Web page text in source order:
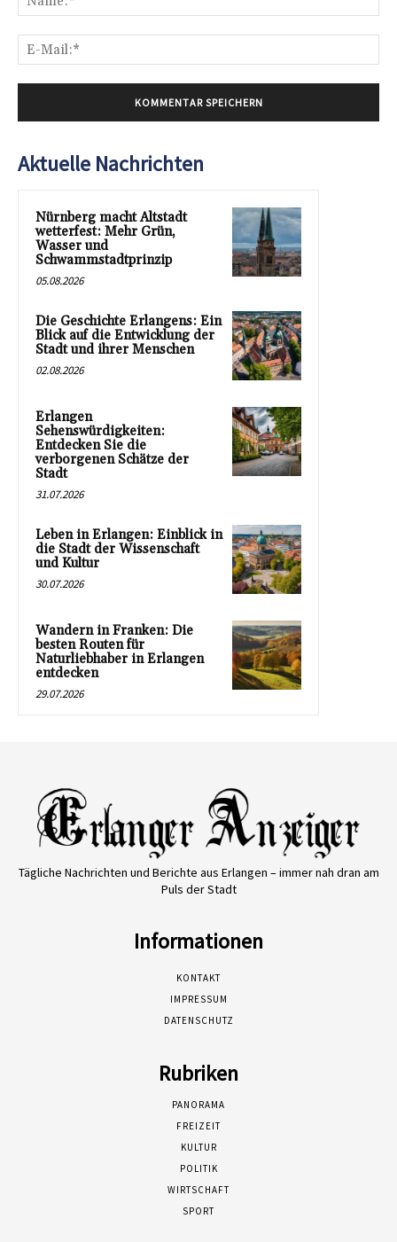
Aktuelle Nachrichten
Nürnberg macht Altstadt
wetterfest: Mehr Grün,
Wasser und
Schwammstadtprinzip
05.08.2026
Die Geschichte Erlangens: Ein
Blick auf die Entwicklung der
Stadt und ihrer Menschen
02.08.2026
Erlangen
Sehenswürdigkeiten:
Entdecken Sie die
verborgenen Schätze der
Stadt
31.07.2026
Leben in Erlangen: Einblick in
die Stadt der Wissenschaft
und Kultur
30.07.2026
Wandern in Franken: Die
besten Routen für
Naturliebhaber in Erlangen
entdecken
29.07.2026
Tägliche Nachrichten und Berichte aus Erlangen – immer nah dran am
Puls der Stadt
Informationen
KONTAKT
IMPRESSUM
DATENSCHUTZ
Rubriken
PANORAMA
FREIZEIT
KULTUR
POLITIK
WIRTSCHAFT
SPORT